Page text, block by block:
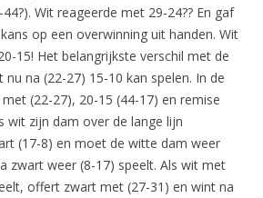
Wit reageerde met 29-24?? En gaf
op een overwinning uit handen. Wit
15! Het belangrijkste verschil met de
na (22-27) 15-10 kan spelen. In de
(22-27), 20-15 (44-17) en remise
wit zijn dam over de lange lijn
(17-8) en moet de witte dam weer
zwart weer (8-17) speelt. Als wit met
offert zwart met (27-31) en wint na